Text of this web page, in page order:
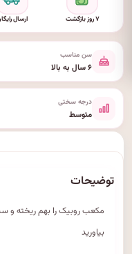
۷ روز بازگشت ارسال
سن مناسب
۶ سال به بالا
درجه سختی
متوسط
توضیحات
مکعب روبیک را بهم ریخته و
بیاورید